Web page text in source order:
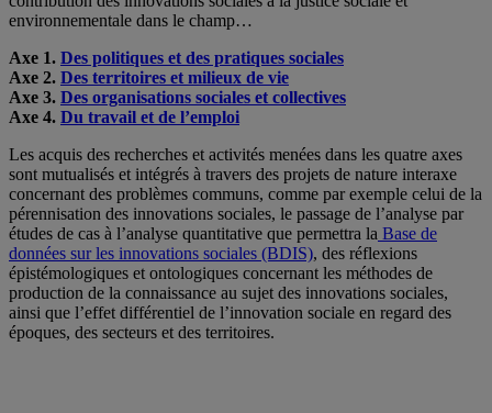
environnementale dans le champ…
Axe 1. Des politiques et des pratiques sociales
Axe 2. Des territoires et milieux de vie
Axe 3. Des organisations sociales et collectives
Axe 4. Du travail et de l’emploi
Les acquis des recherches et activités menées dans les quatre axes
sont mutualisés et intégrés à travers des projets de nature interaxe
concernant des problèmes communs, comme par exemple celui de la
pérennisation des innovations sociales, le passage de l’analyse par
études de cas à l’analyse quantitative que permettra la Base de
données sur les innovations sociales (BDIS), des réflexions
épistémologiques et ontologiques concernant les méthodes de
production de la connaissance au sujet des innovations sociales,
ainsi que l’effet différentiel de l’innovation sociale en regard des
époques, des secteurs et des territoires.